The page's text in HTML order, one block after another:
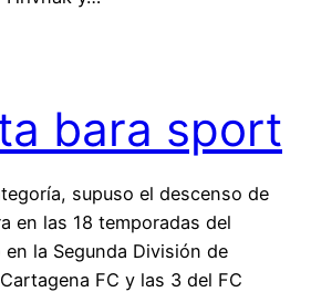
bara sport
supuso el descenso de
en las 18 temporadas del
la Segunda División de
FC y las 3 del FC